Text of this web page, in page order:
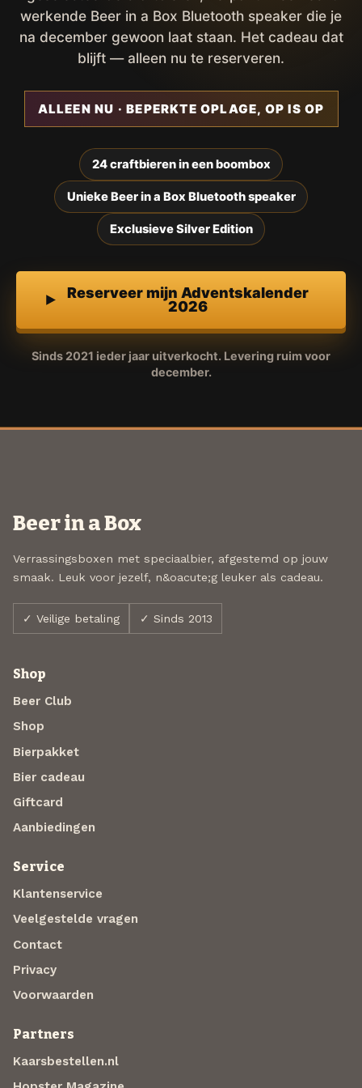
werkende Beer in a Box Bluetooth speaker die je
na december gewoon laat staan. Het cadeau dat
blijft — alleen nu te reserveren.
ALLEEN NU · BEPERKTE OPLAGE, OP IS OP
24 craftbieren in een boombox
Unieke Beer in a Box Bluetooth speaker
Exclusieve Silver Edition
Reserveer mijn Adventskalender
2026
Sinds 2021 ieder jaar uitverkocht. Levering ruim voor
december.
Beer in a Box
Verrassingsboxen met speciaalbier, afgestemd op jouw
smaak. Leuk voor jezelf, n&oacute;g leuker als cadeau.
✓ Veilige betaling ✓ Sinds 2013
Shop
Beer Club
Shop
Bierpakket
Bier cadeau
Giftcard
Aanbiedingen
Service
Klantenservice
Veelgestelde vragen
Contact
Privacy
Voorwaarden
Partners
Kaarsbestellen.nl